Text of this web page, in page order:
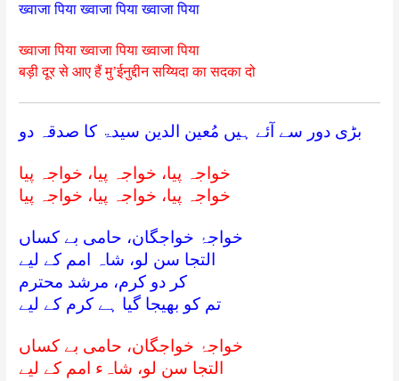
ख्वाजा पिया ख्वाजा पिया ख्वाजा पिया
ख्वाजा पिया ख्वाजा पिया ख्वाजा पिया
बड़ी दूर से आए हैं मु’ईनुद्दीन सय्यिदा का सदका दो
بڑی دور سے آئے ہیں مُعین الدین سیدۃ کا صدقہ دو
خواجہ پیا، خواجہ پیا، خواجہ پیا
خواجہ پیا، خواجہ پیا، خواجہ پیا
خواجۂ خواجگان، حامی بے کساں
التجا سن لو، شاہ امم کے لیے
کر دو کرم، مرشد محترم
تم کو بھیجا گیا ہے کرم کے لیے
خواجۂ خواجگان، حامی بے کساں
التجا سن لو، شاہء امم کے لیے